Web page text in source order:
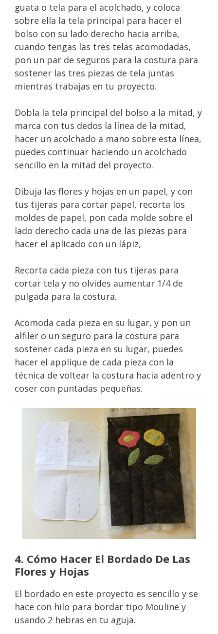
guata o tela para el acolchado, y coloca
sobre ella la tela principal para hacer el
bolso con su lado derecho hacia arriba,
cuando tengas las tres telas acomodadas,
pon un par de seguros para la costura para
sostener las tres piezas de tela juntas
mientras trabajas en tu proyecto.
Dobla la tela principal del bolso a la mitad, y
marca con tus dedos la línea de la mitad,
hacer un acolchado a mano sobre esta línea,
puedes continuar haciendo un acolchado
sencillo en la mitad del proyecto.
Dibuja las flores y hojas en un papel, y con
tus tijeras para cortar papel, recorta los
moldes de papel, pon cada molde sobre el
lado derecho cada una de las piezas para
hacer el aplicado con un lápiz,
Recorta cada pieza con tus tijeras para
cortar tela y no olvides aumentar 1/4 de
pulgada para la costura.
Acomoda cada pieza en su lugar, y pon un
alfiler o un seguro para la costura para
sostener cada pieza en su lugar, puedes
hacer el applique de cada pieza con la
técnica de voltear la costura hacia adentro y
coser con puntadas pequeñas.
4. Cómo Hacer El Bordado De Las
Flores y Hojas
El bordado en este proyecto es sencillo y se
hace con hilo para bordar tipo Mouline y
usando 2 hebras en tu aguja.